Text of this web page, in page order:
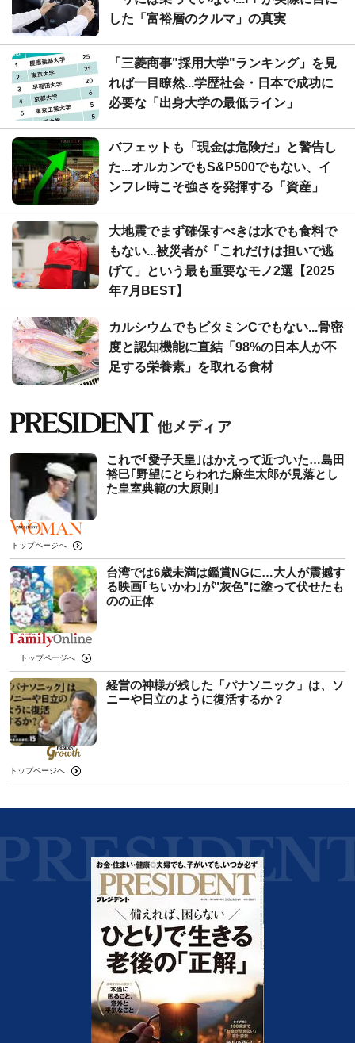
した「富裕層のクルマ」の真実
「三菱商事"採用大学"ランキング」を見
れば一目瞭然...学歴社会・日本で成功に
必要な「出身大学の最低ライン」
バフェットも「現金は危険だ」と警告し
た...オルカンでもS&P500でもない、イ
ンフレ時こそ強さを発揮する「資産」
大地震でまず確保すべきは水でも食料で
もない...被災者が「これだけは担いで逃
げて」という最も重要なモノ2選【2025
年7月BEST】
カルシウムでもビタミンCでもない...骨密
度と認知機能に直結「98%の日本人が不
足する栄養素」を取れる食材
これで｢愛子天皇｣はかえって近づいた…島田
裕巳｢野望にとらわれた麻生太郎が見落とし
た皇室典範の大原則｣
トップページへ
台湾では6歳未満は鑑賞NGに…大人が震撼す
る映画｢ちいかわ｣が"灰色"に塗って伏せたも
のの正体
トップページへ
経営の神様が残した「パナソニック」は、ソ
ニーや日立のように復活するか？
トップページへ